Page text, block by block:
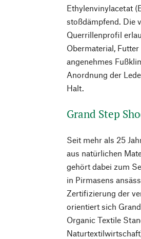
Ethylenvinylacetat
stoßdämpfend. Die
Querrillenprofil
Obermaterial,
angenehmes
Anordnung der
Halt.
Grand Step
Seit mehr als 25
aus natürlichen
gehört dabei zum
in Pirmasens
Zertifizierung der
orientiert sich
Organic Textile